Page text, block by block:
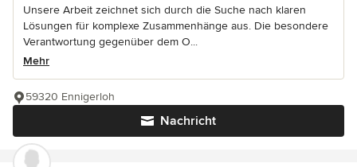
Unsere Arbeit zeichnet sich durch die Suche nach klaren
Lösungen für komplexe Zusammenhänge aus. Die besondere
Verantwortung gegenüber dem O...
Mehr
Nachricht
59320 Ennigerloh